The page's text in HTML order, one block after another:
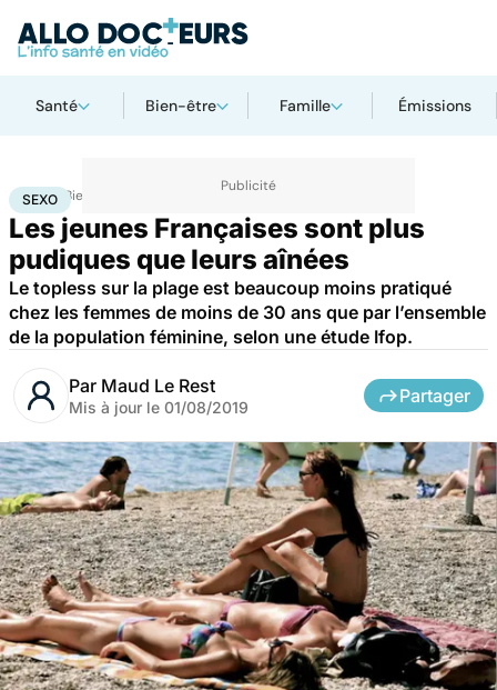
Santé Bien-être Famille Émissions
Accueil Bien-être
SEXO
Les jeunes Françaises sont plus
pudiques que leurs aînées
Le topless sur la plage est beaucoup moins pratiqué
chez les femmes de moins de 30 ans que par l’ensemble
de la population féminine, selon une étude Ifop.
Par Maud Le Rest
Mis à jour le 01/08/2019
Partager